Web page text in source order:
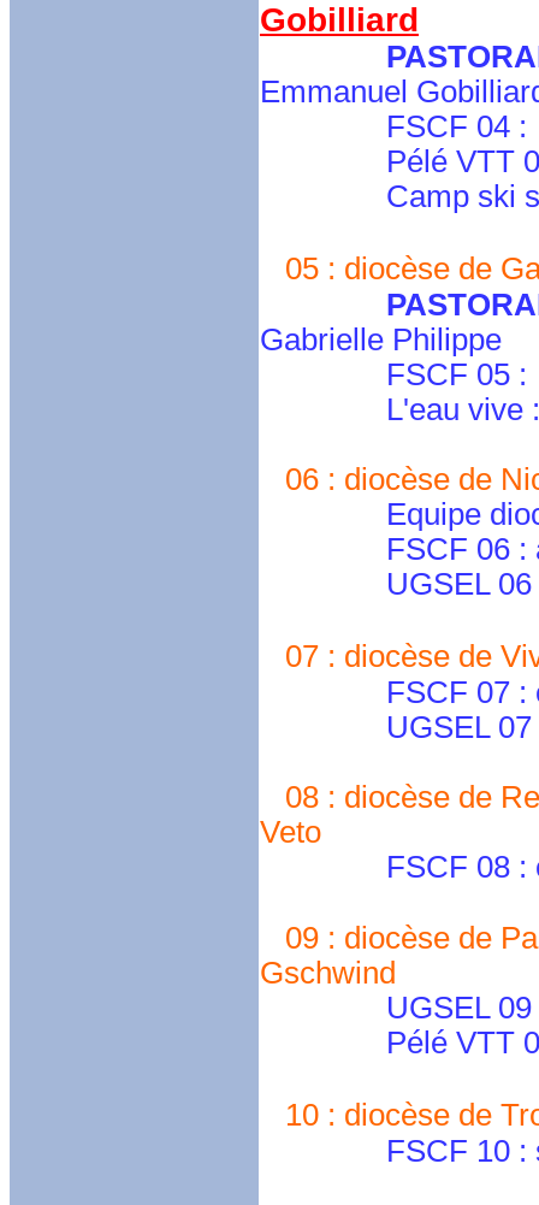
Gobilliard
Emmanuel
FSCF 04 :
Pélé VTT 04 :
Camp ski spi :
05 : diocèse de
Gabrielle Philippe
FSCF 05 :
L'eau vive
06 : diocèse de
Equipe
FSCF 06 :
UGSEL 06
07 : diocèse de
FSCF 07 :
UGSEL 07
08 : diocèse de
Veto
FSCF 08 :
09 : diocèse de
Gschwind
UGSEL 09
Pélé VTT
10 : diocèse de
FSCF 10 :